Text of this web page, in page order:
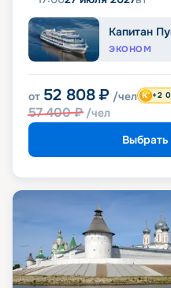
Капитан
ЭКОНОМ
от 52 808 ₽ /чел
57 400₽ /чел
+2
Выбрать